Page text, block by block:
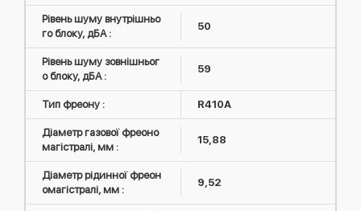
Рівень шуму внутрішньо
го блоку, дБА :
50
Рівень шуму зовнішньог
о блоку, дБА :
59
Тип фреону : R410А
Діаметр газової фреоно
магістралі, мм :
15,88
Діаметр рідинної фреон
омагістралі, мм :
9,52